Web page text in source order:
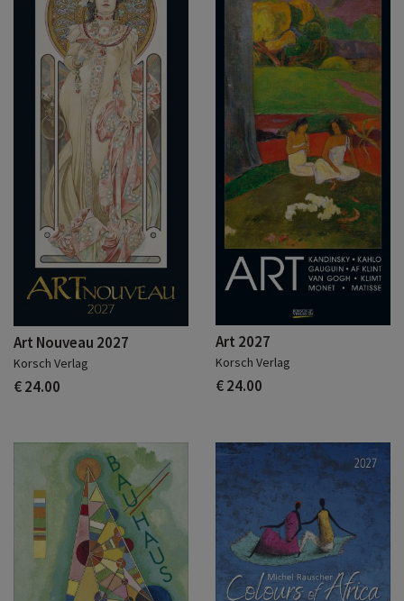
Art Nouveau 2027
Korsch Verlag
€ 24.00
Art 2027
Korsch Verlag
€ 24.00